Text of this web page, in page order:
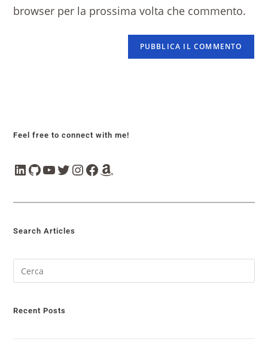
browser per la prossima volta che commento.
Feel free to connect with me!
Search Articles
Recent Posts